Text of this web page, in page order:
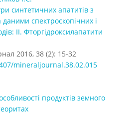
синтетичних апатитів з
спектроскопічних і
II. Фторгідроксилапатити
2016, 38 (2): 15-32
mineraljournal.38.02.015
продуктів земного